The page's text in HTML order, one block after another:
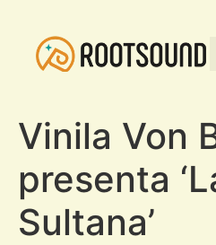
Vinila Von
presenta
Sultana’